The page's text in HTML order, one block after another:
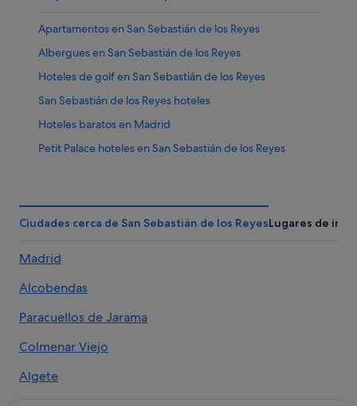
Apartamentos en San Sebastián de los Reyes
Albergues en San Sebastián de los Reyes
Hoteles de golf en San Sebastián de los Reyes
San Sebastián de los Reyes hoteles
Hoteles baratos en Madrid
Petit Palace hoteles en San Sebastián de los Reyes
Hoteles de 3 estrellas en San Sebastián de los Reyes
Reyes
Melia hoteles en San Sebastián de los Reyes
Hilton Hotels en San Sebastián de los Reyes
Santos hoteles en San Sebastián de los Reyes
Ciudades cerca de San Sebastián de los ReyesLugares de
Madrid
Alcobendas
Paracuellos de Jarama
Colmenar Viejo
Algete